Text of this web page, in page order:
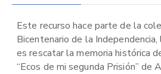
Este recurso hace parte de la
Bicentenario de la
es rescatar la memoria histórica
“Ecos de mi segunda Prisión”